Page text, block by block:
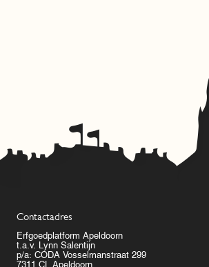
Contactadres
Erfgoedplatform Apeldoorn
t.a.v. Lynn Salentijn
p/a: CODA Vosselmanstraat 299
7311 CL Apeldoorn